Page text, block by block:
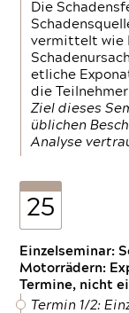
Die
vermittelt wie
etliche
die
Ziel dieses
üblichen
Analyse
25
Einzelseminar:
Motorrädern:
Termine, nicht
Termin 1/2: